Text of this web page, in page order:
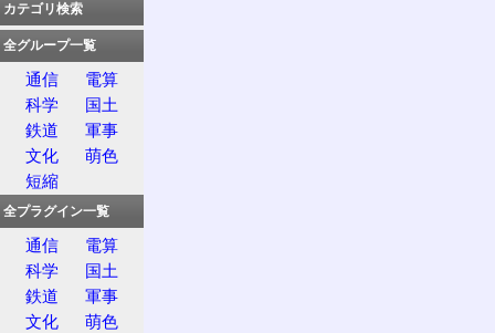
カテゴリ検索
全グループ一覧
通信
電算
科学
国土
鉄道
軍事
文化
萌色
短縮
全プラグイン一覧
通信
電算
科学
国土
鉄道
軍事
文化
萌色